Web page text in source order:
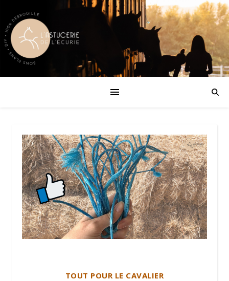
TOUT POUR LE CAVALIER